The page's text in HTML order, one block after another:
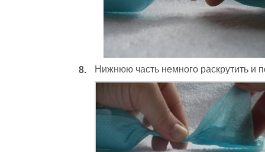
Нижнюю часть немного раскрутить и